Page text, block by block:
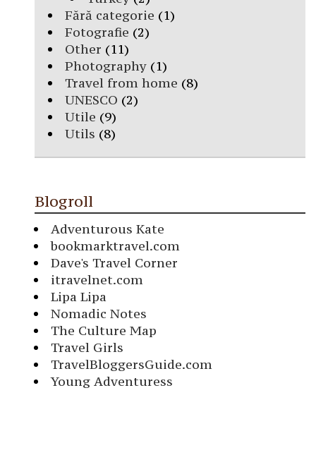
Fără categorie (1)
Fotografie (2)
Other (11)
Photography (1)
Travel from home (8)
UNESCO (2)
Utile (9)
Utils (8)
Blogroll
Adventurous Kate
bookmarktravel.com
Dave's Travel Corner
itravelnet.com
Lipa Lipa
Nomadic Notes
The Culture Map
Travel Girls
TravelBloggersGuide.com
Young Adventuress